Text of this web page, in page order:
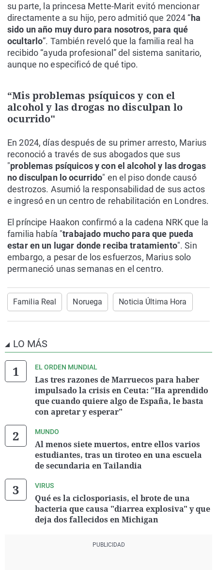
su parte, la princesa Mette-Marit evitó mencionar
directamente a su hijo, pero admitió que 2024 “ha
sido un año muy duro para nosotros, para qué
ocultarlo”. También reveló que la familia real ha
recibido “ayuda profesional” del sistema sanitario,
aunque no especificó de qué tipo.
“Mis problemas psíquicos y con el
alcohol y las drogas no disculpan lo
ocurrido"
En 2024, días después de su primer arresto, Marius
reconoció a través de sus abogados que sus
"problemas psíquicos y con el alcohol y las drogas
no disculpan lo ocurrido" en el piso donde causó
destrozos. Asumió la responsabilidad de sus actos
e ingresó en un centro de rehabilitación en Londres.
El príncipe Haakon confirmó a la cadena NRK que la
familia había "trabajado mucho para que pueda
estar en un lugar donde reciba tratamiento". Sin
embargo, a pesar de los esfuerzos, Marius solo
permaneció unas semanas en el centro.
Familia Real Noruega Noticia Última Hora
LO MÁS
EL ORDEN MUNDIAL
Las tres razones de Marruecos para haber
impulsado la crisis en Ceuta: "Ha aprendido
que cuando quiere algo de España, le basta
con apretar y esperar"
MUNDO
Al menos siete muertos, entre ellos varios
estudiantes, tras un tiroteo en una escuela
de secundaria en Tailandia
VIRUS
Qué es la ciclosporiasis, el brote de una
bacteria que causa "diarrea explosiva" y que
deja dos fallecidos en Michigan